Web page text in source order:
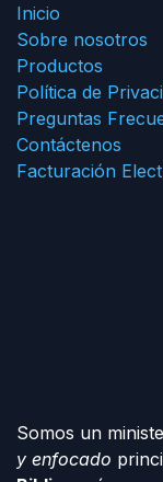
Inicio
Sobre nosotros
Productos
Política de
Preguntas
Contáctenos
Facturación
Somos un
y enfocado